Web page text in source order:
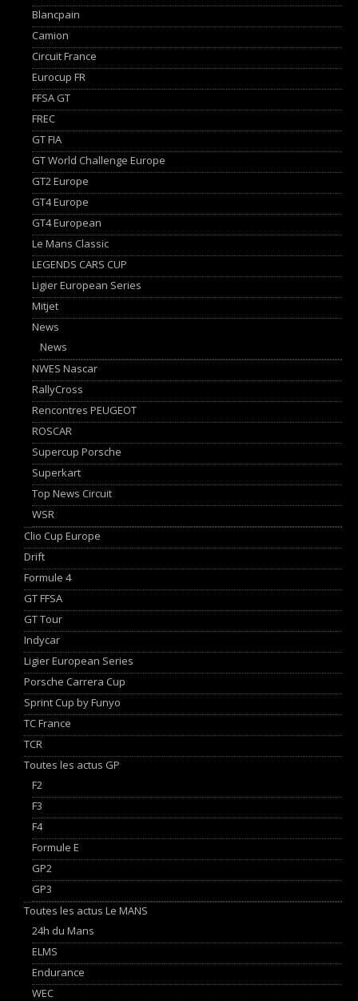
Blancpain
Camion
Circuit France
Eurocup FR
FFSA GT
FREC
GT FIA
GT World Challenge Europe
GT2 Europe
GT4 Europe
GT4 European
Le Mans Classic
LEGENDS CARS CUP
Ligier European Series
Mitjet
News
News
NWES Nascar
RallyCross
Rencontres PEUGEOT
ROSCAR
Supercup Porsche
Superkart
Top News Circuit
WSR
Clio Cup Europe
Drift
Formule 4
GT FFSA
GT Tour
Indycar
Ligier European Series
Porsche Carrera Cup
Sprint Cup by Funyo
TC France
TCR
Toutes les actus GP
F2
F3
F4
Formule E
GP2
GP3
Toutes les actus Le MANS
24h du Mans
ELMS
Endurance
WEC